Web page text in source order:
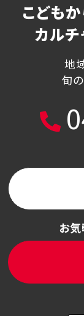
こども
カルチ
地
旬
お